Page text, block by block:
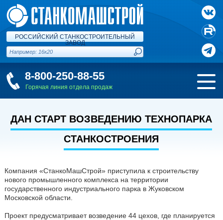
РОССИЙСКИЙ СТАНКОСТРОИТЕЛЬНЫЙ
ЗАВОД
8-800-250-88-55
Горячая линия отдела продаж
ДАН СТАРТ ВОЗВЕДЕНИЮ ТЕХНОПАРКА
СТАНКОСТРОЕНИЯ
Компания «СтанкоМашСтрой» приступила к строительству
нового промышленного комплекса на территории
государственного индустриального парка в Жуковском
Московской области.
Проект предусматривает возведение 44 цехов, где планируется